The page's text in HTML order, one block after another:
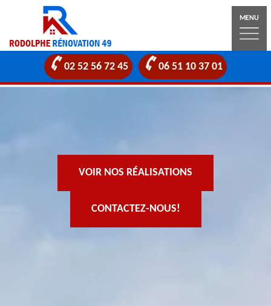
MENU
02 52 56 72 45 06 51 10 37 01
VOIR NOS RÉALISATIONS
CONTACTEZ-NOUS!